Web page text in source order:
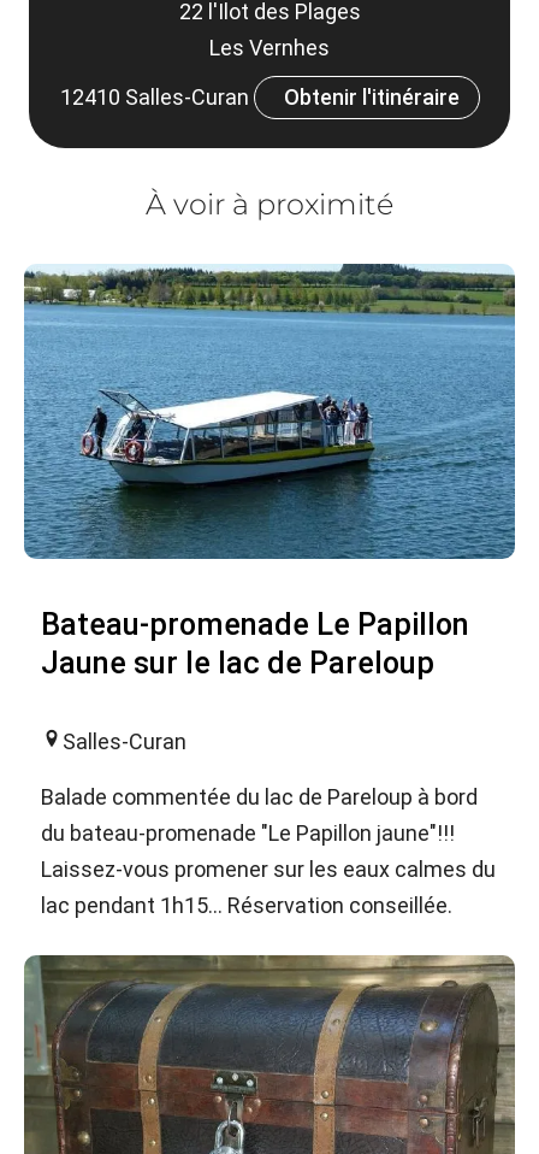
22 l'Ilot des Plages
Les Vernhes
12410 Salles-Curan
Obtenir l'itinéraire
À voir à proximité
Bateau-promenade Le Papillon
Jaune sur le lac de Pareloup
Salles-Curan
Balade commentée du lac de Pareloup à bord
du bateau-promenade "Le Papillon jaune"!!!
Laissez-vous promener sur les eaux calmes du
lac pendant 1h15... Réservation conseillée.